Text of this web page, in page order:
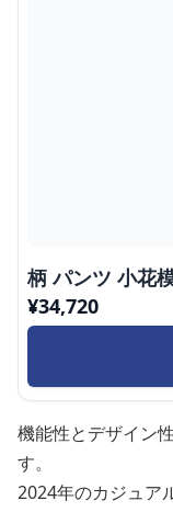
柄 パンツ 小花
¥34,720
機能性とデザイン
す。
2024年のカジュア